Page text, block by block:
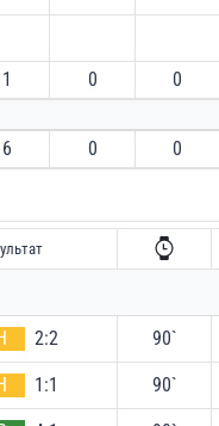
1 0 0
6 0 0
2:2 90`
1:1 90`